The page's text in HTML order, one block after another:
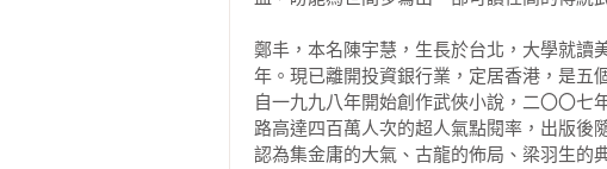
各方人馬當時均未能預料，這場天邑商攻守
真正的驚世之戰就將在冥界展開，揭開八百
鄭丰，本名陳宇慧，生長於台北，大學就讀
年。現已離開投資銀行業，定居香港，是五
自一九九八年開始創作武俠小說，二〇〇七
路高達四百萬人次的超人氣點閱率，出版後
認為集金庸的大氣、古龍的佈局、梁羽生的